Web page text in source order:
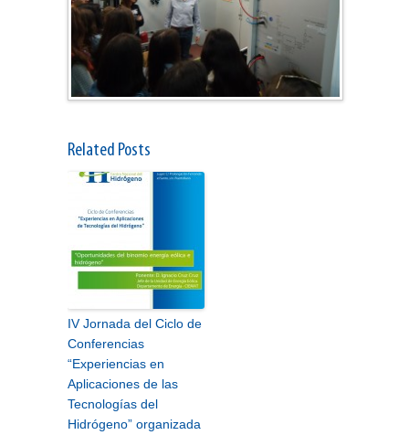
Related Posts
IV Jornada del Ciclo de
Conferencias
“Experiencias en
Aplicaciones de las
Tecnologías del
Hidrógeno” organizada